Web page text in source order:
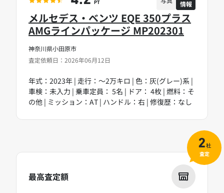
神奈川県小田原市
査定依頼日：2026年06月12日
メルセデス・ベンツ EQE 350プラス
AMGラインパッケージ MP202301
年式：2023年 | 走行：～2万キロ | 色：灰(グレー)系 |
車検：未入力 | 乗車定員： 5名 | ドア： 4枚 | 燃料：そ
の他 | ミッション：AT | ハンドル：右 | 修復歴：なし
PT
情報
最高査定額
2社
査定